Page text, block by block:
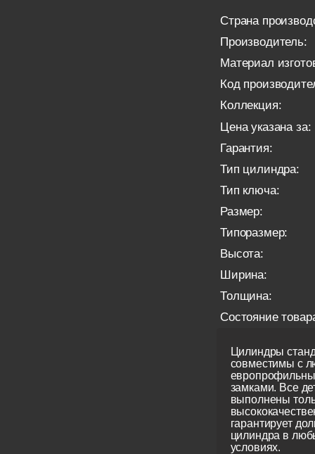
Страна
Производитель:
Материал
Код
Коллекция:
Цена указана за:
Гарантия:
Тип цилиндра:
Тип ключа:
Размер:
Типоразмер:
Высота:
Ширина:
Толщина:
Состояние
Цилиндры
совместимы с
замками. Все
выполнены
гарантирует
цилиндра в
условиях.